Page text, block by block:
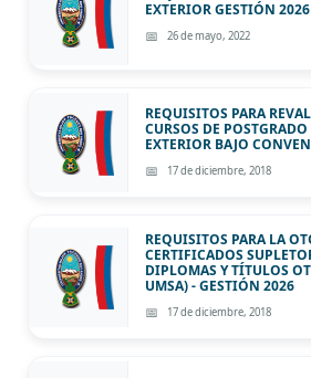
EXTERIOR GESTIÓN 2026
26 de mayo, 2022
REQUISITOS PARA
CURSOS DE
EXTERIOR BAJO
17 de diciembre, 2018
REQUISITOS PARA LA
CERTIFICADOS
DIPLOMAS Y TÍTULOS
UMSA) - GESTIÓN 2026
17 de diciembre, 2018